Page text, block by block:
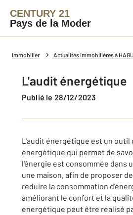
CENTURY 21
Pays de la Moder
Immobilier Actualités immobilières à
L'audit énergétique
Publié le 28/12/2023
L'audit énergétique est un outil
énergétique qui permet de
l'énergie est consommée dans
une maison, afin de proposer
réduire la consommation
améliorant le confort et la
énergétique peut être réalisé